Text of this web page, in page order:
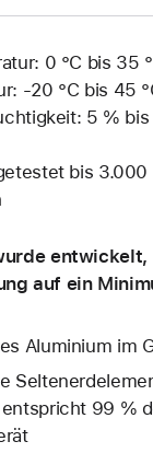
0 °C bis 35
‑20 °C bis 45
5 %
bis 3.000
entwickelt,
auf ein
Aluminium im
entspricht 99 %